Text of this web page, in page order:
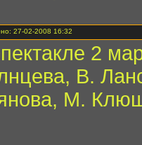
27-02-2008 16:32
2
В.
М.